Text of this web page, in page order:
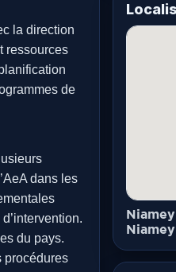
la direction
ressources
de
dans les
du pays.
procédures